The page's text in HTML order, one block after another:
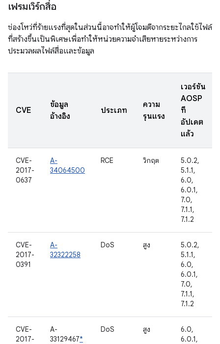
เฟรมเวิร์กสื่อ
ช่องโหว่ที่ร้ายแรงที่สุดในส่วนนี้อาจทำให้ผู้โจมตีจากระยะไกลใช้ไฟล์
ที่สร้างขึ้นเป็นพิเศษเพื่อทำให้หน่วยความจำเสียหายระหว่างการ
ประมวลผลไฟล์สื่อและข้อมูล
CVE
ข้อมูล
อ้างอิง
ประเภท
ความ
รุนแรง
เวอร์ชัน
AOSP
ที่
อัปเดต
แล้ว
CVE-
2017-
0637
A-
34064500
RCE วิกฤต
5.0.2,
5.1.1,
6.0,
6.0.1,
7.0,
7.1.1,
7.1.2
CVE-
2017-
0391
A-
32322258
DoS สูง
5.0.2,
5.1.1,
6.0,
6.0.1,
7.0,
7.1.1,
7.1.2
CVE-
2017-
A-
33129467*
DoS สูง
6.0,
6.0.1,